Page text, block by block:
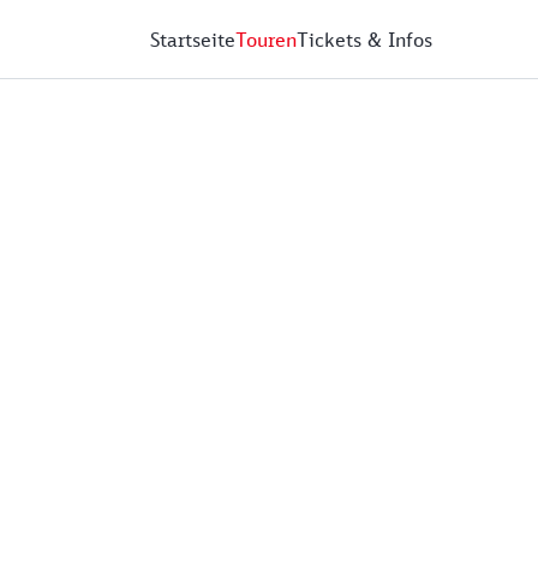
StartseiteTourenTickets & Infos